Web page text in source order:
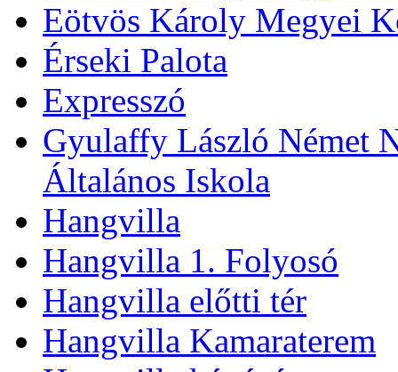
Eötvös Károly Megyei
Érseki Palota
Expresszó
Gyulaffy László Német
Általános Iskola
Hangvilla
Hangvilla 1. Folyosó
Hangvilla előtti tér
Hangvilla Kamaraterem